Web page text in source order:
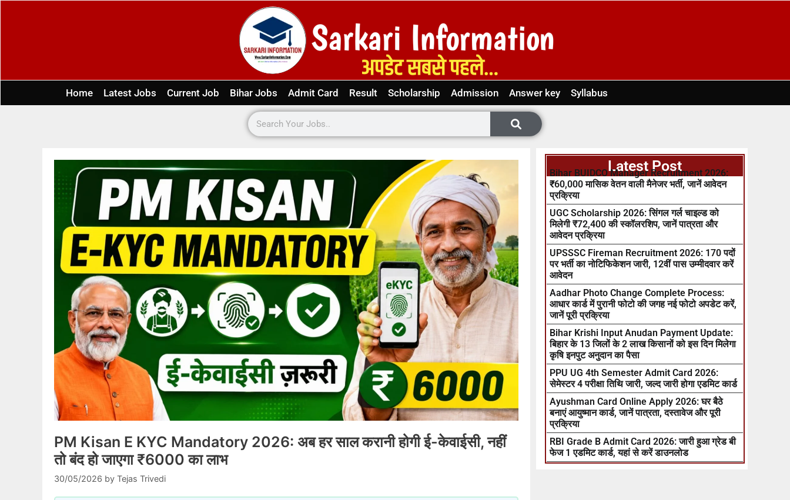
Home Latest Jobs Current Job Bihar Jobs Admit Card Result Scholarship Admission Answer key Syllabus
PM Kisan E KYC Mandatory 2026: अब हर साल करानी होगी ई-केवाईसी, नहीं
तो बंद हो जाएगा ₹6000 का लाभ
30/05/2026 by Tejas Trivedi
Latest Post
Bihar BUIDCO Manager Recruitment 2026:
₹60,000 मासिक वेतन वाली मैनेजर भर्ती, जानें आवेदन
प्रक्रिया
UGC Scholarship 2026: सिंगल गर्ल चाइल्ड को
मिलेगी ₹72,400 की स्कॉलरशिप, जानें पात्रता और
आवेदन प्रक्रिया
UPSSSC Fireman Recruitment 2026: 170 पदों
पर भर्ती का नोटिफिकेशन जारी, 12वीं पास उम्मीदवार करें
आवेदन
Aadhar Photo Change Complete Process:
आधार कार्ड में पुरानी फोटो की जगह नई फोटो अपडेट करें,
जानें पूरी प्रक्रिया
Bihar Krishi Input Anudan Payment Update:
बिहार के 13 जिलों के 2 लाख किसानों को इस दिन मिलेगा
कृषि इनपुट अनुदान का पैसा
PPU UG 4th Semester Admit Card 2026:
सेमेस्टर 4 परीक्षा तिथि जारी, जल्द जारी होगा एडमिट कार्ड
Ayushman Card Online Apply 2026: घर बैठे
बनाएं आयुष्मान कार्ड, जानें पात्रता, दस्तावेज और पूरी
प्रक्रिया
RBI Grade B Admit Card 2026: जारी हुआ ग्रेड बी
फेज 1 एडमिट कार्ड, यहां से करें डाउनलोड